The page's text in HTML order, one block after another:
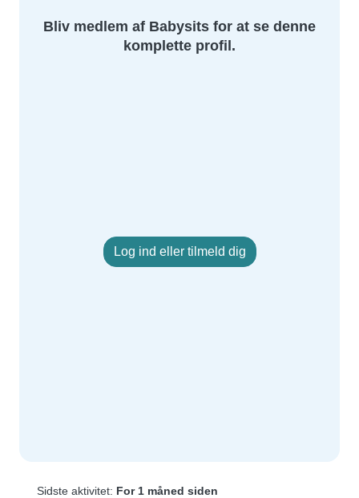
Bliv medlem af Babysits for at se denne
komplette profil.
Log ind eller tilmeld dig
Sidste aktivitet: For 1 måned siden